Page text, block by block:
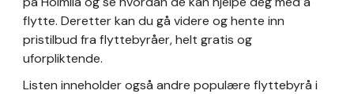
flytte. Deretter kan du gå videre og hente inn
pristilbud fra flyttebyråer, helt gratis og
uforpliktende.
Listen inneholder også andre populære flyttebyrå i